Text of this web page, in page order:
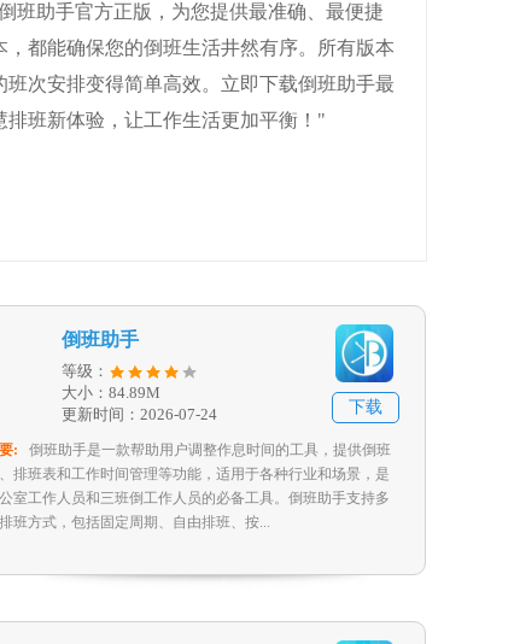
班助手官方正版，为您提供最准确、最便捷
都能确保您的倒班生活井然有序。所有版本
次安排变得简单高效。立即下载倒班助手最
班新体验，让工作生活更加平衡！"
倒班助手
等级：
大小：84.89M
更新时间：2026-07-24
下载
:
倒班助手是一款帮助用户调整作息时间的工具，提供倒班
排班表和工作时间管理等功能，适用于各种行业和场景，是
室工作人员和三班倒工作人员的必备工具。倒班助手支持多
班方式，包括固定周期、自由排班、按...